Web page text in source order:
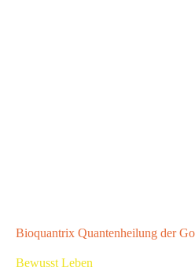
Bioquantrix Quantenheilung der
Bewusst Leben